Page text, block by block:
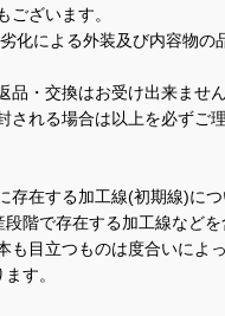
ございます。
化による外装及び内容物の
品・交換はお受け出来ません
される場合は以上を必ずご
存在する加工線(初期線)につ
階で存在する加工線など
も目立つものは度合いによ
す。